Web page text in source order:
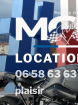
Aller
au
contenu
principal
06 58 63 63
plaisir